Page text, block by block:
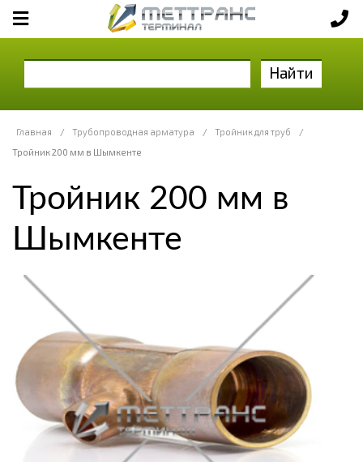
Найти
Главная / Трубопроводная арматура / Тройник для труб
/
Тройник 200 мм в Шымкенте
Тройник 200 мм в
Шымкенте